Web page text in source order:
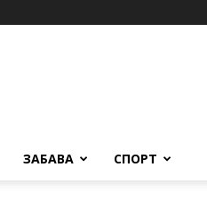
ЗАБАВА СПОРТ